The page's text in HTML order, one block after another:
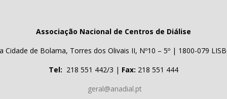
Associação Nacional de Centros de Diálise
Cidade de Bolama, Torres dos Olivais II, Nº10 – 5º | 1800-079
Tel: 218 551 442/3 | Fax: 218 551 444
geral@anadial.pt